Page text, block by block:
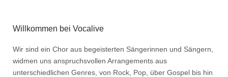
Willkommen bei Vocalive
Wir sind ein Chor aus begeisterten Sängerinnen und Sängern,
widmen uns anspruchsvollen Arrangements aus
unterschiedlichen Genres, von Rock, Pop, über Gospel bis hin